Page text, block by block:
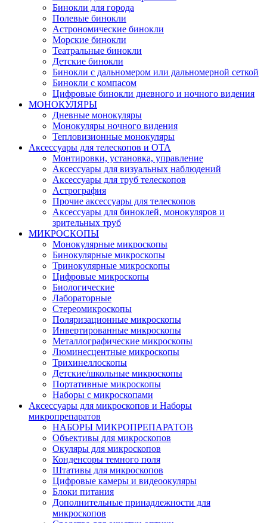
Бинокли для города
Полевые бинокли
Астрономические бинокли
Морские бинокли
Театральные бинокли
Детские бинокли
Бинокли с дальномером или дальномерной сеткой
Бинокли с компасом
Цифровые бинокли дневного и ночного видения
МОНОКУЛЯРЫ
Дневные монокуляры
Монокуляры ночного видения
Тепловизионные монокуляры
Аксессуары для телескопов и ОТА
Монтировки, установка, управление
Аксессуары для визуальных наблюдений
Аксессуары для труб телескопов
Астрография
Прочие аксессуары для телескопов
Аксессуары для биноклей, монокуляров и
зрительных труб
МИКРОСКОПЫ
Монокулярные микроскопы
Бинокулярные микроскопы
Тринокулярные микроскопы
Цифровые микроскопы
Биологические
Лабораторные
Стереомикроскопы
Поляризационные микроскопы
Инвертированные микроскопы
Металлографические микроскопы
Люминесцентные микроскопы
Трихинеллоскопы
Детские/школьные микроскопы
Портативные микроскопы
Наборы с микроскопами
Аксессуары для микроскопов и Наборы
микропрепаратов
НАБОРЫ МИКРОПРЕПАРАТОВ
Объективы для микроскопов
Окуляры для микроскопов
Конденсоры темного поля
Штативы для микроскопов
Цифровые камеры и видеоокуляры
Блоки питания
Дополнительные принадлежности для
микроскопов